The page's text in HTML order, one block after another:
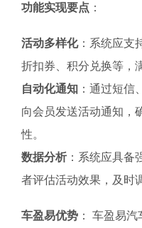
功能实现要点 ：
活动多样化：系统应支
折扣券、积分兑换等，
自动化通知 ：通过短信
向会员发送活动通知，
性。
数据分析 ：系统应具备
者评估活动效果，及时
车盈易优势 ： 车盈易